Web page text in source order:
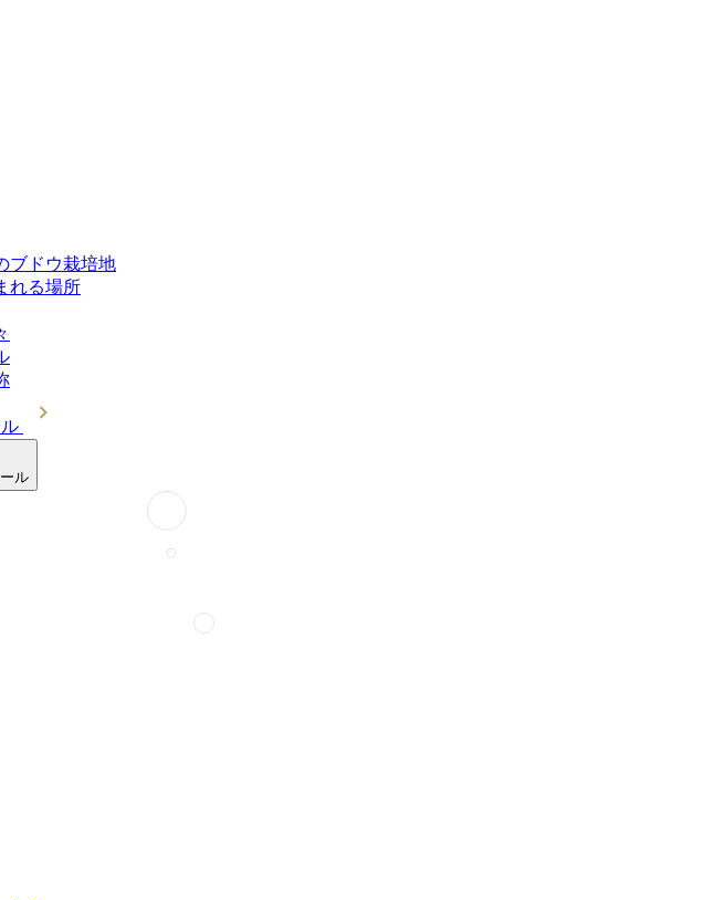
ブドウ栽培地
れる場所
ル